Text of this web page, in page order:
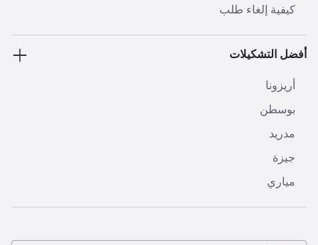
كيفية إلغاء طلب
أفضل التشكيلات
أريزونا
بوسطن
مدريد
جيزة
مياري